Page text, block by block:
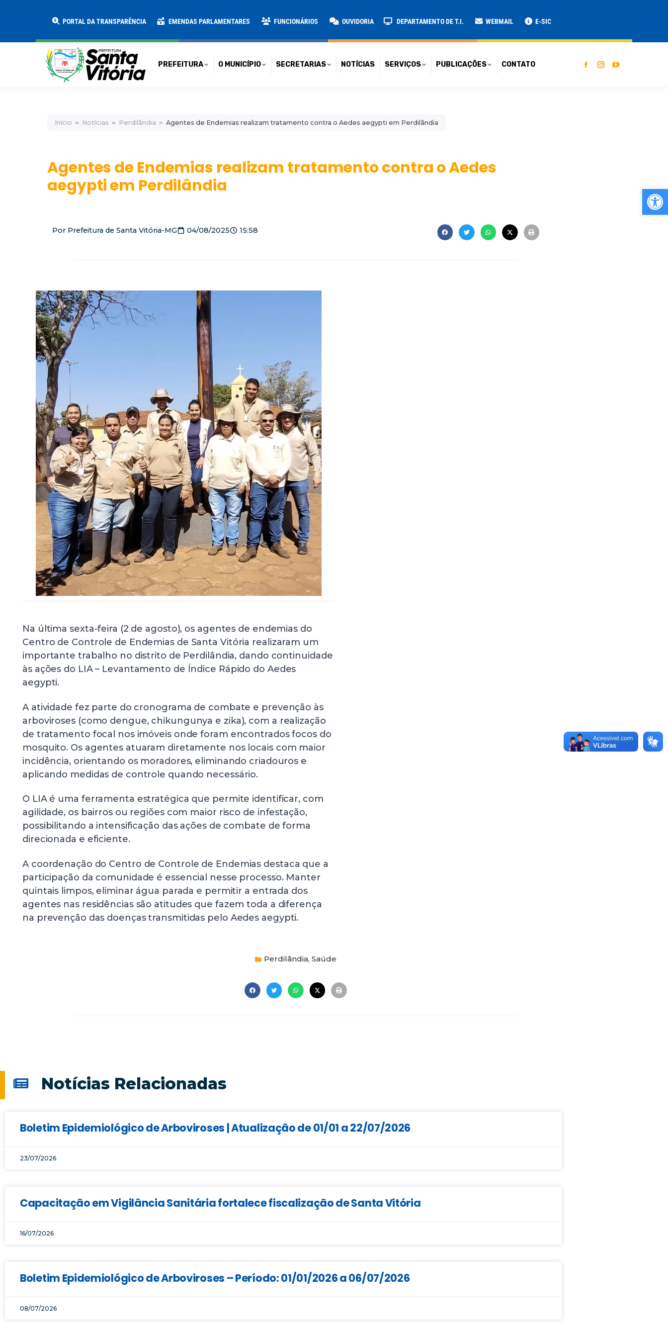
PORTAL DA TRANSPARÊNCIA EMENDAS PARLAMENTARES FUNCIONÁRIOS OUVIDORIA DEPARTAMENTO DE T.I. WEBMAIL E-SIC
PREFEITURA O MUNICÍPIO SECRETARIAS NOTÍCIAS SERVIÇOS PUBLICAÇÕES CONTATO
Início Notícias Perdilândia Agentes de Endemias realizam tratamento contra o Aedes aegypti em Perdilândia
Agentes de Endemias realizam tratamento contra o Aedes
aegypti em Perdilândia
Por Prefeitura de Santa Vitória-MG 04/08/2025 15:58
Na última sexta-feira (2 de agosto), os agentes de endemias do
Centro de Controle de Endemias de Santa Vitória realizaram um
importante trabalho no distrito de Perdilândia, dando continuidade
às ações do LIA – Levantamento de Índice Rápido do Aedes
aegypti.
A atividade fez parte do cronograma de combate e prevenção às
arboviroses (como dengue, chikungunya e zika), com a realização
de tratamento focal nos imóveis onde foram encontrados focos do
mosquito. Os agentes atuaram diretamente nos locais com maior
incidência, orientando os moradores, eliminando criadouros e
aplicando medidas de controle quando necessário.
O LIA é uma ferramenta estratégica que permite identificar, com
agilidade, os bairros ou regiões com maior risco de infestação,
possibilitando a intensificação das ações de combate de forma
direcionada e eficiente.
A coordenação do Centro de Controle de Endemias destaca que a
participação da comunidade é essencial nesse processo. Manter
quintais limpos, eliminar água parada e permitir a entrada dos
agentes nas residências são atitudes que fazem toda a diferença
na prevenção das doenças transmitidas pelo Aedes aegypti.
Perdilândia, Saúde
Notícias Relacionadas
Boletim Epidemiológico de Arboviroses | Atualização de 01/01 a 22/07/2026
23/07/2026
Capacitação em Vigilância Sanitária fortalece fiscalização de Santa Vitória
16/07/2026
Boletim Epidemiológico de Arboviroses – Período: 01/01/2026 a 06/07/2026
08/07/2026